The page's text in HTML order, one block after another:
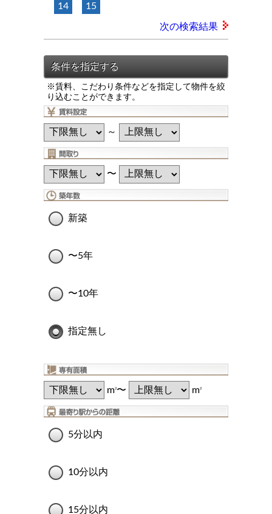
14 15
次の検索結果
※賃料、こだわり条件などを指定して物件を絞
り込むことができます。
～
〜
新築
〜5年
〜10年
指定無し
m2〜 m2
5分以内
10分以内
15分以内